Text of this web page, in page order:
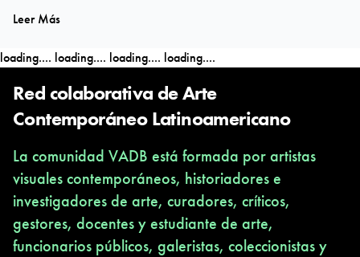
Leer Más
loading.... loading.... loading.... loading....
Red colaborativa de Arte
Contemporáneo Latinoamericano
La comunidad VADB está formada por artistas
visuales contemporáneos, historiadores e
investigadores de arte, curadores, críticos,
gestores, docentes y estudiante de arte,
funcionarios públicos, galeristas, coleccionistas y